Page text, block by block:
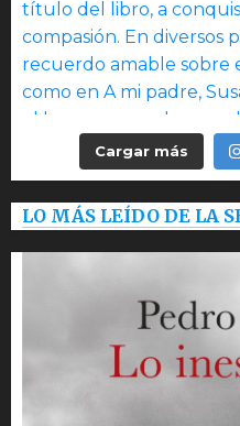
Cargar más
LO MÁS LEÍDO DE LA